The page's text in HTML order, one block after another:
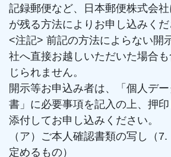
記録郵便など、日本郵便株式会
が残る方法によりお申し込みくだ
<注記> 前記の方法によらない開
社へ直接お越しいただいた場合
じられません。
開示等お申込み者は、「個人デ
書」に必要事項を記入の上、押
添付してお申し込みください。
（ア）ご本人確認書類の写し（
定めるもの）